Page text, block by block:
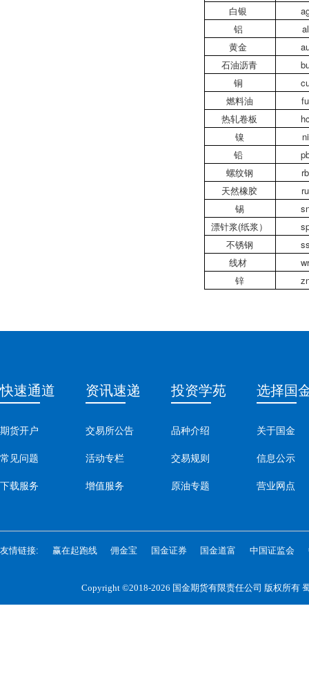
白银
铝
al
黄金
石油沥青
铜
燃料油
fu
热轧卷板
镍
ni
铅
螺纹钢
rb
天然橡胶
ru
锡
漂针浆(纸浆）
不锈钢
线材
锌
快速通道
期货开户
常见问题
下载服务
资讯速递
交易所公告
活动专栏
增值服务
投资学苑
品种介绍
交易规则
原油专题
选择国
关于国金
信息公示
营业网点
友情链接: 赢在起跑线 佣金宝 国金证券 国金道富 中国证监会
Copyright ©2018-2026 国金期货有限责任公司 版权所有